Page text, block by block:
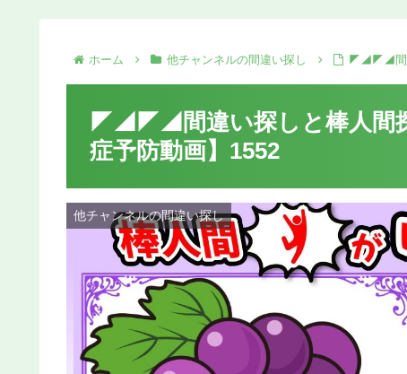
ホーム 他チャンネルの間違い探し ◤◢◤◢間
◤◢◤◢間違い探しと棒人間
症予防動画】1552
他チャンネルの間違い探し